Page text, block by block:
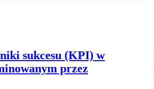
sukcesu (KPI) w
przez